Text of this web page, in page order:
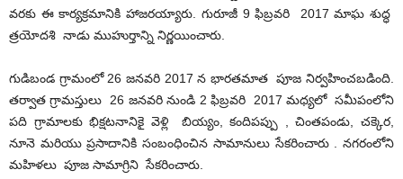
వరకు ఈ కార్యక్రమానికి హాజరయ్యారు. గురూజీ 9 ఫిబ్రవరి 2017 మాఘ శుద్ధ
త్రయోదశి నాడు ముహుర్తాన్ని నిర్ణయించారు.
గుడిబండ గ్రామంలో 26 జనవరి 2017 న భారతమాత పూజ నిర్వహించబడింది.
తర్వాత గ్రామస్తులు 26 జనవరి నుండి 2 ఫిబ్రవరి 2017 మధ్యలో సమీపంలోని
పది గ్రామాలకు భిక్షటనానికై వెళ్లి బియ్యం, కందిపప్పు , చింతపండు, చక్కెర,
నూనె మరియు ప్రసాదానికి సంబంధించిన సామానులు సేకరించారు . నగరంలోని
మహిళలు పూజ సామాగ్రిని సేకరించారు.